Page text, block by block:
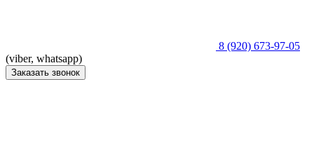
8 (920) 673-97-05
(viber, whatsapp)
Заказать звонок